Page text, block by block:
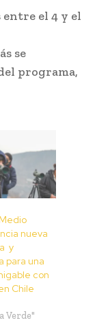
entre el 4 y el
se
programa,
nueva
y
para una
con
Chile
Verde"